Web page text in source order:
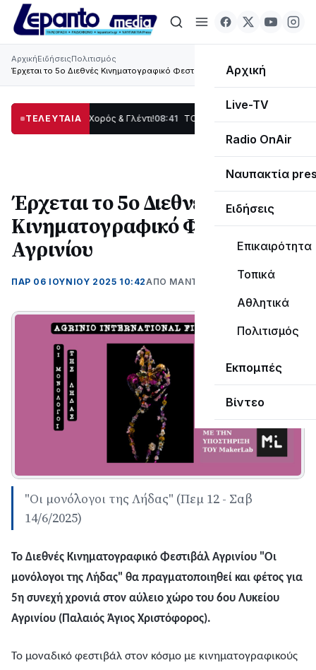
Αρχική
Live-TV
Radio OnAir
Ναυπακτία
Ειδήσεις
Επικαιρότητα
Τοπικά
Αθλητικά
Πολιτισμός
Εκπομπές
Βίντεο
ΑρχικήΕιδήσειςΠολιτισμός
Έρχεται το 5ο Διεθνές Κινηματογραφικό Φεστιβάλ Αγρινίου
ΤΕΛΕΥΤΑΙΑ
Χορός & Γλέντι!08:41 ΤΟ ΠΑΡΤΥ ΣΥΝΕΧΙΖΕΤΑΙ…
Έρχεται το 5ο Διεθνές
Κινηματογραφικό Φεστιβάλ
Αγρινίου
ΠΑΡ 06 ΙΟΥΝΊΟΥ 2025 10:42ΑΠΌ ΜΑΝΤΩ ΚΑΠΕΝΤΖΩΝΗ
"Οι μονόλογοι της Λήδας" (Πεμ 12 - Σαβ
14/6/2025)
Το Διεθνές Κινηματογραφικό Φεστιβάλ Αγρινίου "Οι
μονόλογοι της Λήδας" θα πραγματοποιηθεί και φέτος για
5η συνεχή χρονιά στον αύλειο χώρο του 6ου Λυκείου
Αγρινίου (Παλαιός Άγιος Χριστόφορος).
Το μοναδικό φεστιβάλ στον κόσμο με κινηματογραφικούς